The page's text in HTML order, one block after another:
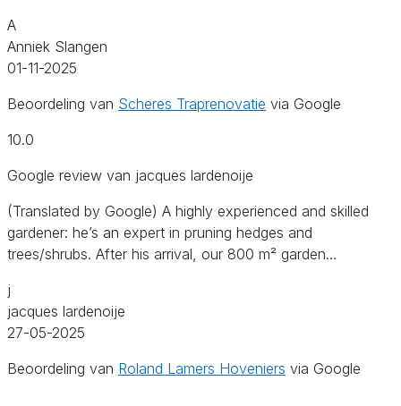
A
Anniek Slangen
01-11-2025
Beoordeling van Scheres Traprenovatie via Google
10.0
Google review van jacques lardenoije
(Translated by Google) A highly experienced and skilled
gardener: he’s an expert in pruning hedges and
trees/shrubs. After his arrival, our 800 m² garden…
j
jacques lardenoije
27-05-2025
Beoordeling van Roland Lamers Hoveniers via Google